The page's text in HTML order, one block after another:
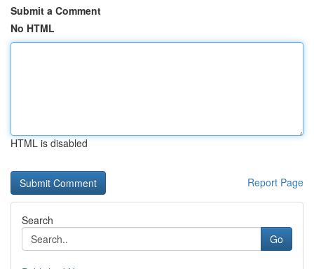
Submit a Comment
No HTML
HTML is disabled
Report Page
Search
Go